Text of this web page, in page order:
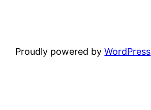
Proudly powered byWordPress